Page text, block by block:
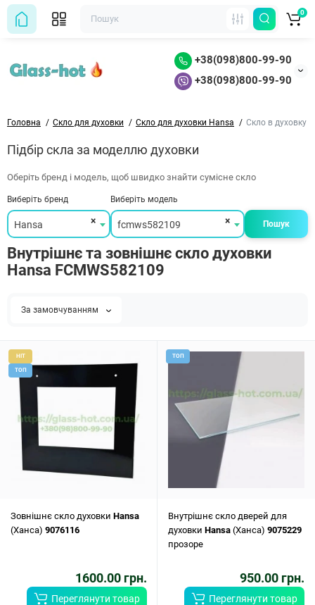
+38(098)800-99-90
+38(098)800-99-90
0
Головна Скло для духовки Скло для духовки Hansa Скло в духовку
Підбір скла за моделлю духовки
Оберіть бренд і модель, щоб швидко знайти сумісне скло
Виберіть бренд
×
Hansa
Виберіть модель
×
fcmws582109 Пошук
Внутрішнє та зовнішнє скло духовки
Hansa FCMWS582109
За замовчуванням
HIT
ТОП
Зовнішнє скло духовки Hansa
(Ханса) 9076116
1600.00 грн.
Переглянути товар
ТОП
Внутрішнє скло дверей для
духовки Hansa (Ханса) 9075229
прозоре
950.00 грн.
Переглянути товар